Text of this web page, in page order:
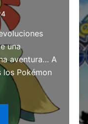
una
aventura… A
Pokémon